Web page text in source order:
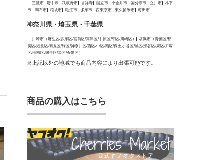
三鷹市 府中市 武蔵野市 吉祥寺 国立市 小金井市 国分寺市 立川市
小平
市
調布市 稲城市 狛江市 多摩市 西東京市 東久留米市 町田市
神奈川県・埼玉県・千葉県
川崎市（麻生区/多摩区/宮前区/高津区/中原区/幸区/川崎区）
横浜市（青葉区/都
筑区/港北区/鶴見区/緑区/神奈川区/西区/中区/南区/保土ヶ谷区/旭区/瀬谷区/泉区/戸塚
区/港南区/磯子区/栄区/金沢区）
※上記以外の地域でも商品内容により出張可能です。
商品の購入はこちら